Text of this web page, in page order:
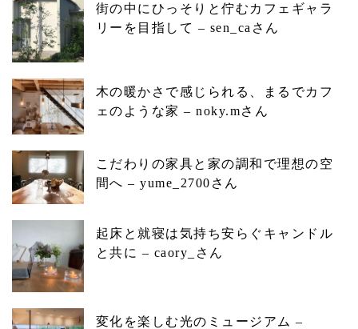
街の中にひっそりと佇むカフェギャラ
リーを目指して – sen_caさん
木の暖かさで感じられる、まるでカフ
ェのような家 – noky.mさん
こだわりの家具と家の調和で理想の空
間へ – yume_2700さん
起床と就寝は気持ち安らぐキャンドル
と共に – caory_さん
変化を楽しむ光のミュージアム –